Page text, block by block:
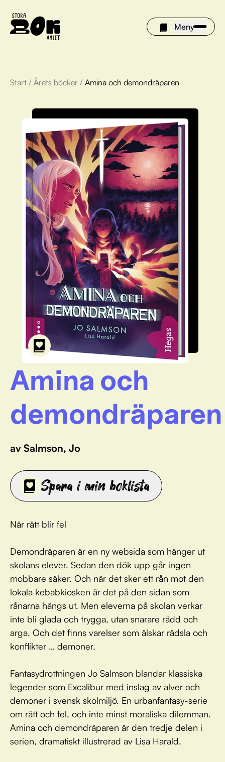
Meny
Årets böcker
Om Stora bokvalet
Olivia tipsar
Vinnare
FAQ
För bibliotek
Start / Årets böcker / Amina och demondräparen
Amina och
demondräparen
av Salmson, Jo
Spara i min boklista
När rätt blir fel
Demondräparen är en ny websida som hänger ut
skolans elever. Sedan den dök upp går ingen
mobbare säker. Och när det sker ett rån mot den
lokala kebabkiosken är det på den sidan som
rånarna hängs ut. Men eleverna på skolan verkar
inte bli glada och trygga, utan snarare rädd och
arga. Och det finns varelser som älskar rädsla och
konflikter … demoner.
Fantasydrottningen Jo Salmson blandar klassiska
legender som Excalibur med inslag av alver och
demoner i svensk skolmiljö. En urbanfantasy-serie
om rätt och fel, och inte minst moraliska dilemman.
Amina och demondräparen är den tredje delen i
serien, dramatiskt illustrerad av Lisa Harald.